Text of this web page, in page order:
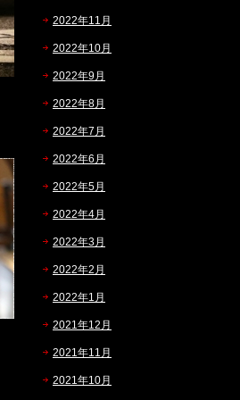
2022年11月
2022年10月
2022年9月
2022年8月
2022年7月
2022年6月
2022年5月
2022年4月
2022年3月
2022年2月
2022年1月
2021年12月
2021年11月
2021年10月